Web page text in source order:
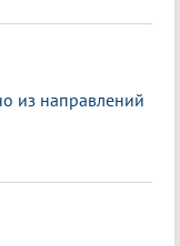
из направлений